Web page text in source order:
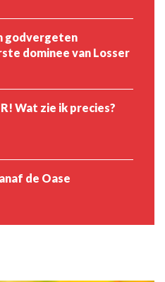
godvergeten
dominee van Losser
Wat zie ik precies?
de Oase